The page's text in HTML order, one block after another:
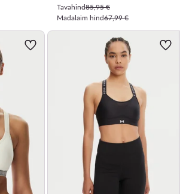
Tavahind85,95 €
Madalaim hind67,99 €